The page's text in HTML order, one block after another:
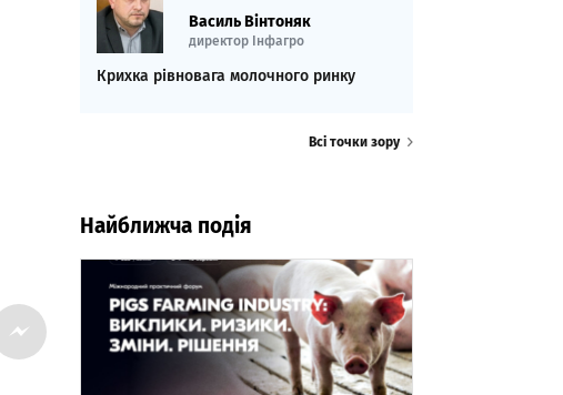
Василь Вінтоняк
директор Інфагро
Крихка рівновага молочного ринку
Всі точки зору
Найближча подія